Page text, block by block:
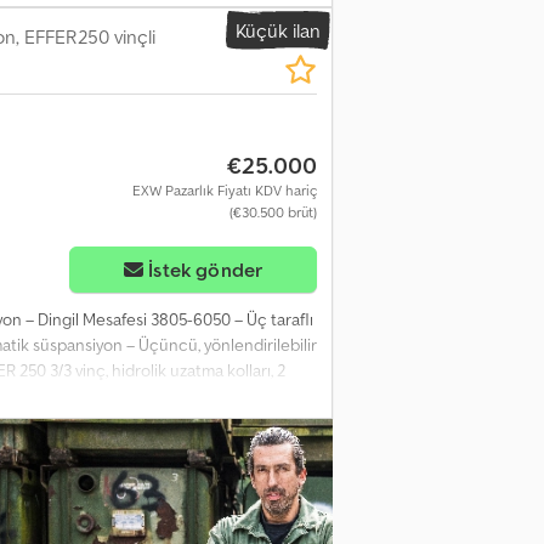
industrial vehicles, for sale. BREAKDOWN
Küçük ilan
EFFER250 vinçli
€25.000
EXW Pazarlık Fiyatı KDV hariç
(€30.500 brüt)
İstek gönder
– Dingil Mesafesi 3805-6050 – Üç taraflı
süspansiyon – Üçüncü, yönlendirilebilir
250 3/3 vinç, hidrolik uzatma kolları, 2